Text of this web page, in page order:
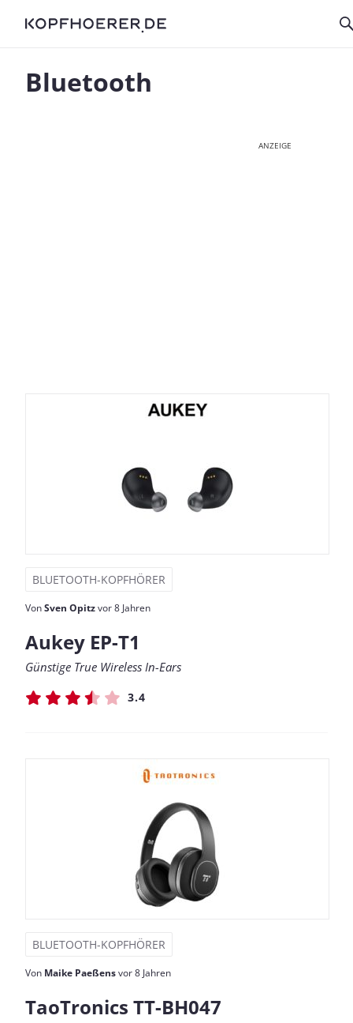
Bluetooth
ANZEIGE
BLUETOOTH-KOPFHÖRER
VonSven Opitzvor 8 Jahren
Aukey EP-T1
Günstige True Wireless In-Ears
3.4
BLUETOOTH-KOPFHÖRER
Von Maike Paeßensvor 8 Jahren
TaoTronics TT-BH047